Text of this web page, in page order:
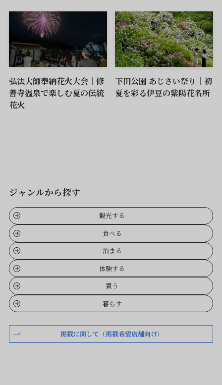
弘法大師奉納花火大会｜修
善寺温泉で楽しむ夏の伝統
花火
下田公園 あじさい祭り｜初
夏を彩る伊豆の紫陽花名所
ジャンルから探す
観光する
食べる
泊まる
体験する
買う
暮らす
掲載に関して（掲載希望店舗向け）